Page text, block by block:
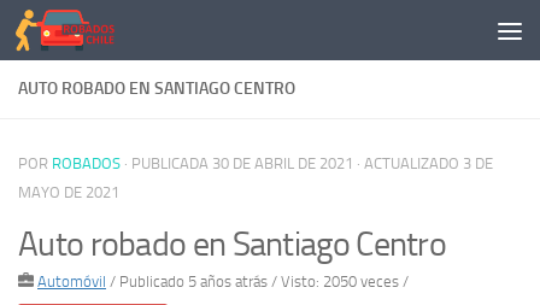
Saltar al contenido
AUTO ROBADO EN SANTIAGO CENTRO
POR ROBADOS · PUBLICADA 30 DE ABRIL DE 2021 · ACTUALIZADO 3 DE
MAYO DE 2021
Auto robado en Santiago Centro
Automóvil / Publicado 5 años atrás / Visto: 2050 veces /